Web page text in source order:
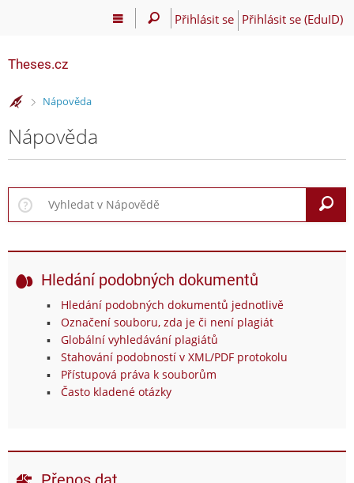
Přihlásit se Přihlásit se (EduID)
Theses.cz
>Nápověda
Nápověda
Hledání podobných dokumentů
Hledání podobných dokumentů jednotlivě
Označení souboru, zda je či není plagiát
Globální vyhledávání plagiátů
Stahování podobností v XML/PDF protokolu
Přístupová práva k souborům
Často kladené otázky